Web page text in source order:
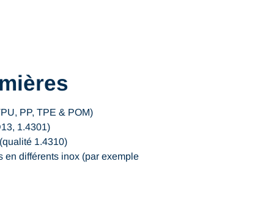
PP, TPE & POM)
1.4301)
1.4310)
en différents inox (par exemple